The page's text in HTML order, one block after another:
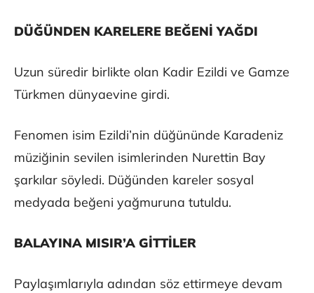
DÜĞÜNDEN KARELERE BEĞENİ YAĞDI
Uzun süredir birlikte olan Kadir Ezildi ve Gamze
Türkmen dünyaevine girdi.
Fenomen isim Ezildi’nin düğününde Karadeniz
müziğinin sevilen isimlerinden Nurettin Bay
şarkılar söyledi. Düğünden kareler sosyal
medyada beğeni yağmuruna tutuldu.
BALAYINA MISIR’A GİTTİLER
Paylaşımlarıyla adından söz ettirmeye devam